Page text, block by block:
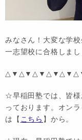
みなさん！大変な学
一志望校に合格しま
☆早稲田塾では、皆
っております。オン
は【 こちら 】から。